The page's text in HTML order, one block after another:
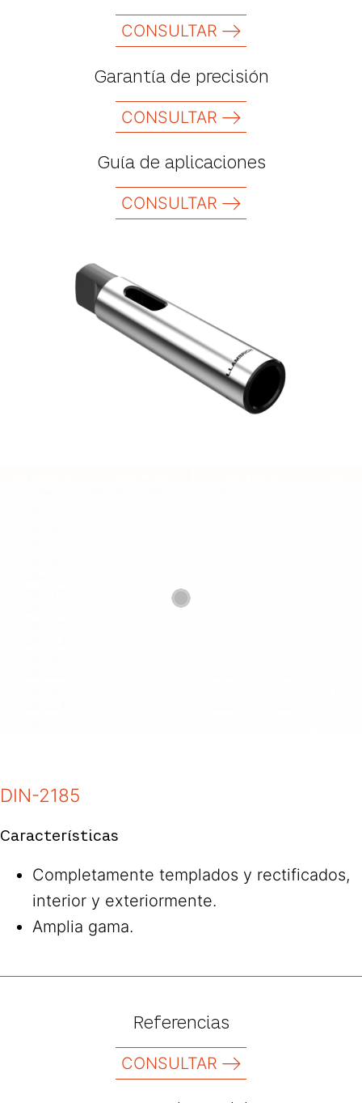
CONSULTAR
Garantía de precisión
CONSULTAR
Guía de aplicaciones
CONSULTAR
DIN-2185
Características
Completamente templados y rectificados,
interior y exteriormente.
Amplia gama.
Referencias
CONSULTAR